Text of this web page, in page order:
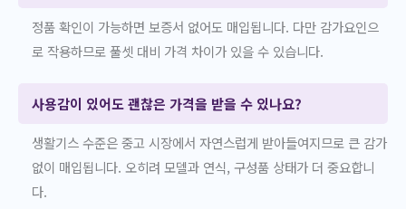
정품 확인이 가능하면 보증서 없어도 매입됩니다. 다만 감가요인으
로 작용하므로 풀셋 대비 가격 차이가 있을 수 있습니다.
사용감이 있어도 괜찮은 가격을 받을 수 있나요?
생활기스 수준은 중고 시장에서 자연스럽게 받아들여지므로 큰 감가
없이 매입됩니다. 오히려 모델과 연식, 구성품 상태가 더 중요합니
다.